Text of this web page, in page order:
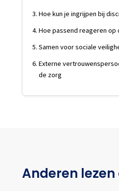
Hoe kun je ingrijpen bij
Hoe passend reageren op
Samen voor sociale
Externe
de zorg
Anderen lezen